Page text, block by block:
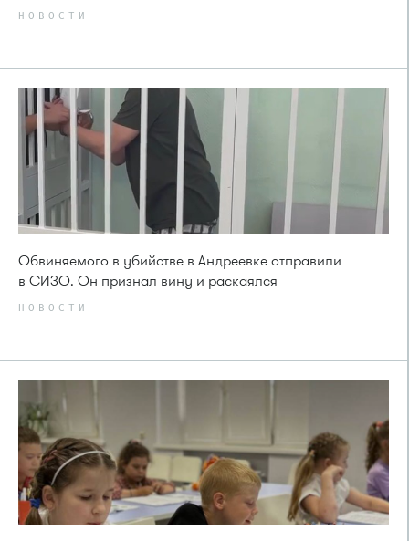
НОВОСТИ
Обвиняемого в убийстве в Андреевке отправили
в СИЗО. Он признал вину и раскаялся
НОВОСТИ